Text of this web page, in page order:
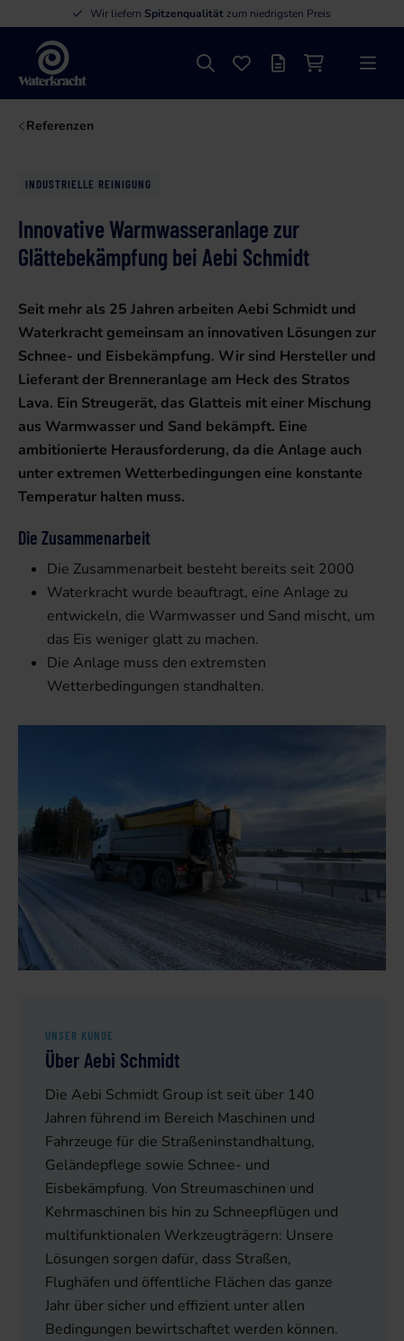
Wir liefern Spitzenqualität zum niedrigsten Preis
Waterkracht
SucheFavoritenAngebotslisteMenü
Referenzen
INDUSTRIELLE REINIGUNG
Innovative Warmwasseranlage zur
Glättebekämpfung bei Aebi Schmidt
Seit mehr als 25 Jahren arbeiten Aebi Schmidt und
Waterkracht gemeinsam an innovativen Lösungen zur
Schnee- und Eisbekämpfung. Wir sind Hersteller und
Lieferant der Brenneranlage am Heck des Stratos
Lava. Ein Streugerät, das Glatteis mit einer Mischung
aus Warmwasser und Sand bekämpft. Eine
ambitionierte Herausforderung, da die Anlage auch
unter extremen Wetterbedingungen eine konstante
Temperatur halten muss.
Die Zusammenarbeit
Die Zusammenarbeit besteht bereits seit 2000
Waterkracht wurde beauftragt, eine Anlage zu
entwickeln, die Warmwasser und Sand mischt, um
das Eis weniger glatt zu machen.
Die Anlage muss den extremsten
Wetterbedingungen standhalten.
UNSER KUNDE
Über Aebi Schmidt
Die Aebi Schmidt Group ist seit über 140
Jahren führend im Bereich Maschinen und
Fahrzeuge für die Straßeninstandhaltung,
Geländepflege sowie Schnee- und
Eisbekämpfung. Von Streumaschinen und
Kehrmaschinen bis hin zu Schneepflügen und
multifunktionalen Werkzeugträgern: Unsere
Lösungen sorgen dafür, dass Straßen,
Flughäfen und öffentliche Flächen das ganze
Jahr über sicher und effizient unter allen
Bedingungen bewirtschaftet werden können.